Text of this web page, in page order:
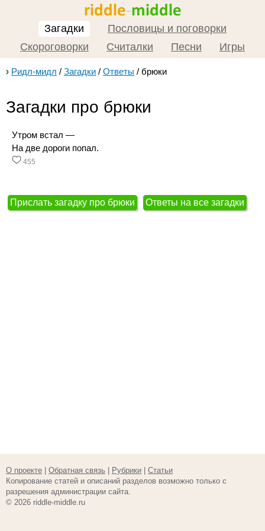
Загадки
Пословицы и поговорки
Скороговорки
Считалки Песни Игры
› Ридл-мидл / Загадки / Ответы / брюки
Загадки про брюки
Утром встал —
На две дороги попал.
455
Прислать загадку про брюки Ответы на все загадки
О проекте Обратная связь Рубрики
Статьи
Копирование статей и описаний разделов возможно только с
разрешения администрации сайта.
© 2026 riddle-middle.ru